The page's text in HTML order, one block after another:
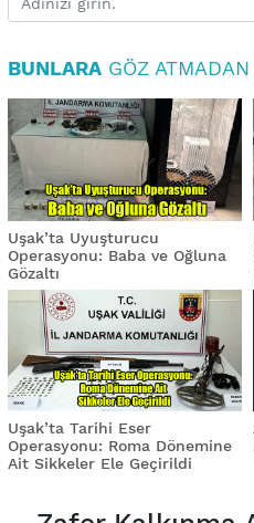
BUNLARA GÖZ
Uşak’ta Uyuşturucu
Operasyonu: Baba ve Oğluna
Gözaltı
Uşak’ta Tarihi Eser
Operasyonu: Roma Dönemine
Ait Sikkeler Ele Geçirildi